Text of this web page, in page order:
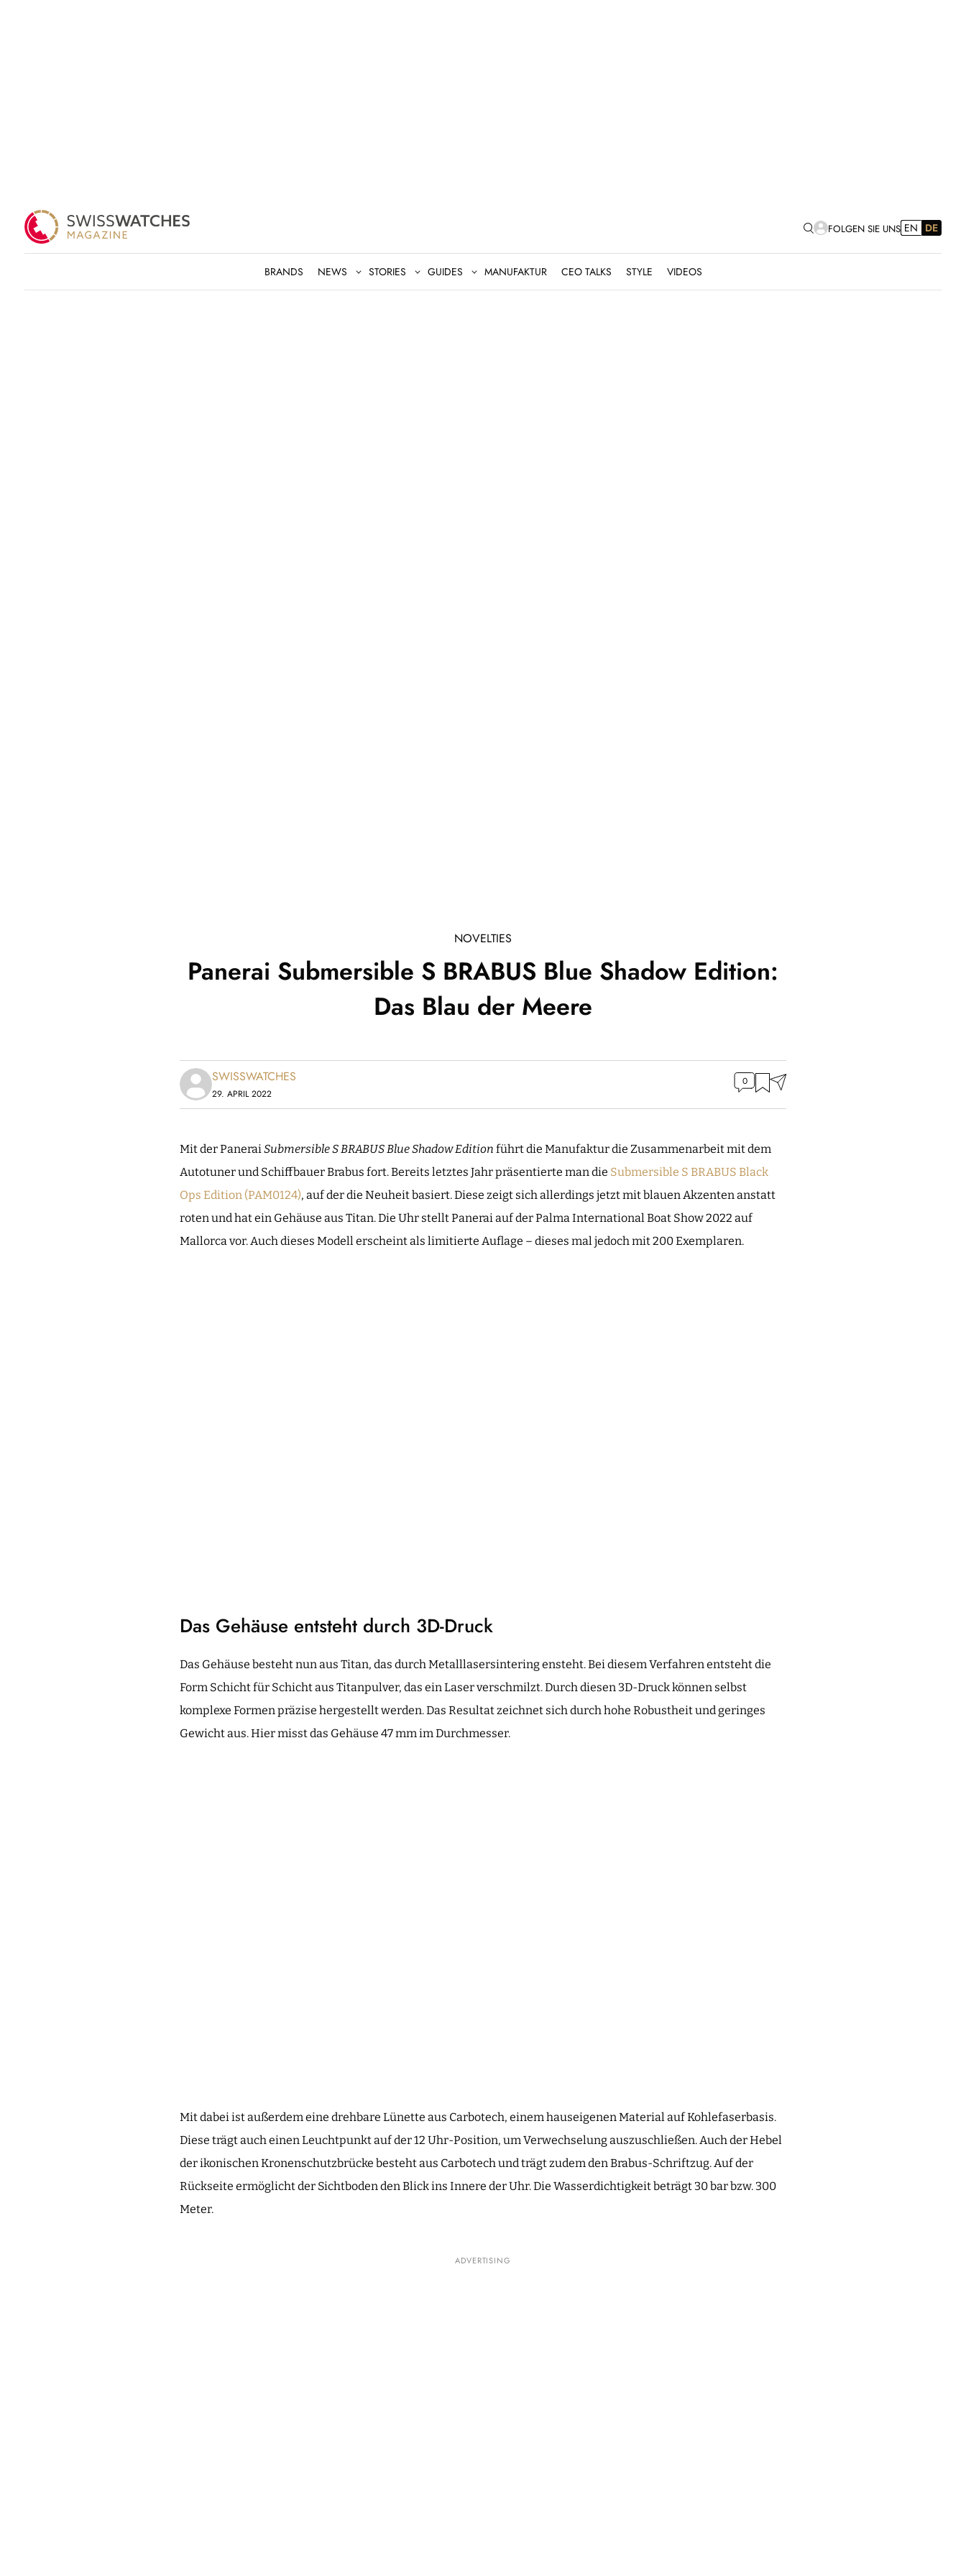
FOLGEN SIE UNS EN DE
BRANDS NEWS STORIES GUIDES MANUFAKTUR CEO TALKS STYLE VIDEOS
NOVELTIES
Panerai Submersible S BRABUS Blue Shadow Edition:
Das Blau der Meere
SWISSWATCHES
29. APRIL 2022
0
Mit der PaneraiSubmersible S BRABUS Blue Shadow Edition führt die Manufaktur die Zusammenarbeit mit dem
Autotuner und Schiffbauer Brabus fort. Bereits letztes Jahr präsentierte man die Submersible S BRABUS Black
Ops Edition (PAM0124), auf der die Neuheit basiert. Diese zeigt sich allerdings jetzt mit blauen Akzenten anstatt
roten und hat ein Gehäuse aus Titan. Die Uhr stellt Panerai auf der Palma International Boat Show 2022 auf
Mallorca vor. Auch dieses Modell erscheint als limitierte Auflage – dieses mal jedoch mit 200 Exemplaren.
Das Gehäuse entsteht durch 3D-Druck
Das Gehäuse besteht nun aus Titan, das durch Metalllasersintering ensteht. Bei diesem Verfahren entsteht die
Form Schicht für Schicht aus Titanpulver, das ein Laser verschmilzt. Durch diesen 3D-Druck können selbst
komplexe Formen präzise hergestellt werden. Das Resultat zeichnet sich durch hohe Robustheit und geringes
Gewicht aus. Hier misst das Gehäuse 47 mm im Durchmesser.
Mit dabei ist außerdem eine drehbare Lünette aus Carbotech, einem hauseigenen Material auf Kohlefaserbasis.
Diese trägt auch einen Leuchtpunkt auf der 12 Uhr-Position, um Verwechselung auszuschließen. Auch der Hebel
der ikonischen Kronenschutzbrücke besteht aus Carbotech und trägt zudem den Brabus-Schriftzug. Auf der
Rückseite ermöglicht der Sichtboden den Blick ins Innere der Uhr. Die Wasserdichtigkeit beträgt 30 bar bzw. 300
Meter.
ADVERTISING